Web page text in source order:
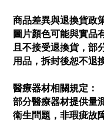
商品差異與退換貨政
圖片顏色可能與實品
且不接受退換貨，部
用品，拆封後恕不退
醫療器材相關規定：
部分醫療器材提供量
衛生問題，非瑕疵故